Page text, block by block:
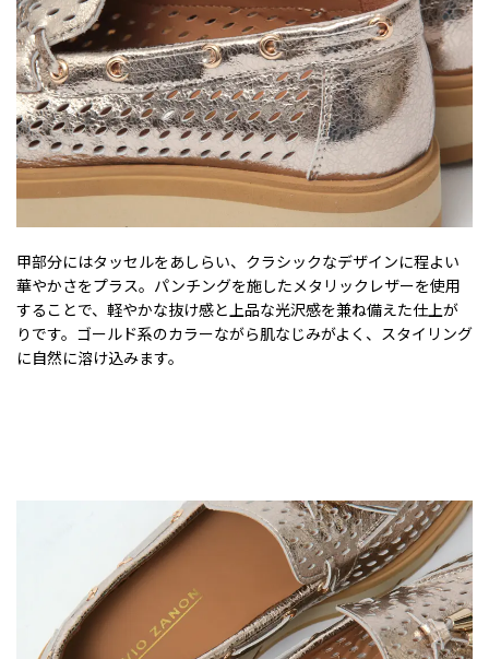
甲部分にはタッセルをあしらい、クラシックなデザインに程よい
華やかさをプラス。パンチングを施したメタリックレザーを使用
することで、軽やかな抜け感と上品な光沢感を兼ね備えた仕上が
りです。ゴールド系のカラーながら肌なじみがよく、スタイリング
に自然に溶け込みます。